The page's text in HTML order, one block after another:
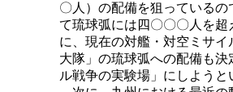
〇人）の配備を狙っている
て琉球弧には四〇〇〇人を
に、現在の対艦・対空ミサ
大隊」の琉球弧への配備も
ル戦争の実験場」にしようと